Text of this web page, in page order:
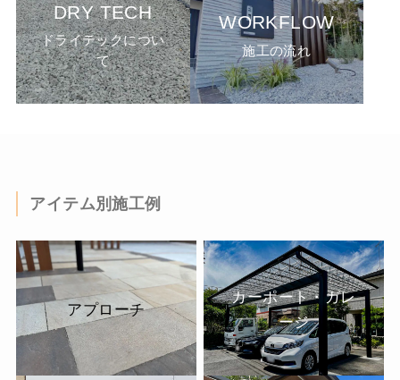
DRY TECH
ドライテックについ
て
WORKFLOW
施工の流れ
アイテム別施工例
アプローチ
カーポート・ガレ
ージ